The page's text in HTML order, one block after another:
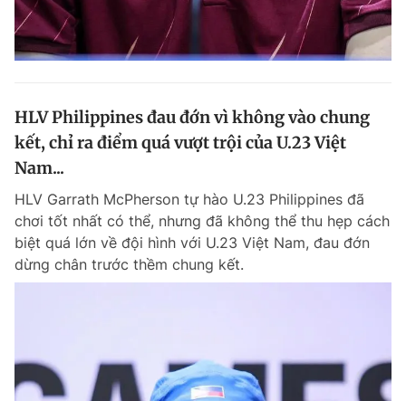
HLV Philippines đau đớn vì không vào chung
kết, chỉ ra điểm quá vượt trội của U.23 Việt
Nam...
HLV Garrath McPherson tự hào U.23 Philippines đã
chơi tốt nhất có thể, nhưng đã không thể thu hẹp cách
biệt quá lớn về đội hình với U.23 Việt Nam, đau đớn
dừng chân trước thềm chung kết.